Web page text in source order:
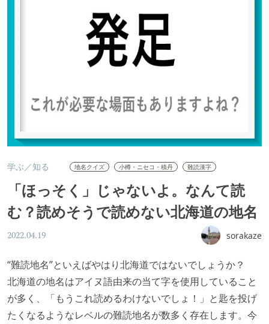
学ぶ／知る 地名クイズ 小樽・ニセコ・積丹 難読漢字
「ほっそく」じゃないよ。なんて読
む？読めそうで読めない北海道の地名
2022.04.19 sorakaze
“難読地名”といえばやはり北海道ではないでしょうか？
北海道の地名はアイヌ語由来の当て字を使用していること
が多く、「もうこれ読めるわけないでしょ！」と匙を投げ
たくなるようなレベルの難読地名が数多く存在します。今